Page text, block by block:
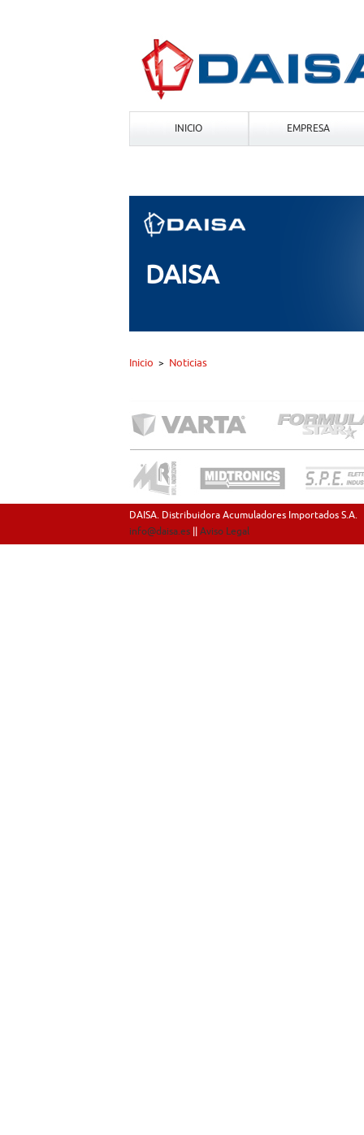
INICIO EMPRESA
DAISA
Inicio > Noticias
DAISA. Distribuidora Acumuladores Importados S.A.
info@daisa.es|| Aviso Legal